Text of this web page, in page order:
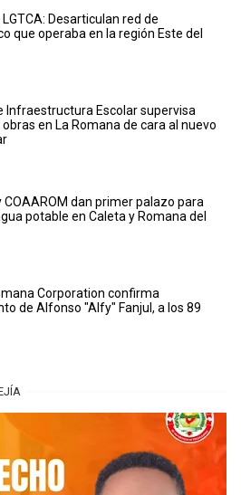
Desarticulan red de
que operaba en la región Este del
Infraestructura Escolar supervisa
en La Romana de cara al nuevo
COAAROM dan primer palazo para
potable en Caleta y Romana del
Corporation confirma
de Alfonso "Alfy" Fanjul, a los 89